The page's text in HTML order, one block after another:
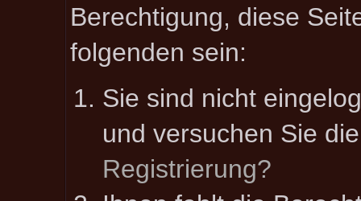
Berechtigung, diese
folgenden sein:
Sie sind nicht
und versuchen Sie
Registrierung?